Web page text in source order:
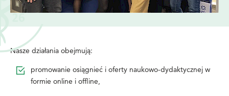
Nasze działania obejmują:
promowanie osiągnieć i oferty naukowo-dydaktycznej w
formie online i offline,